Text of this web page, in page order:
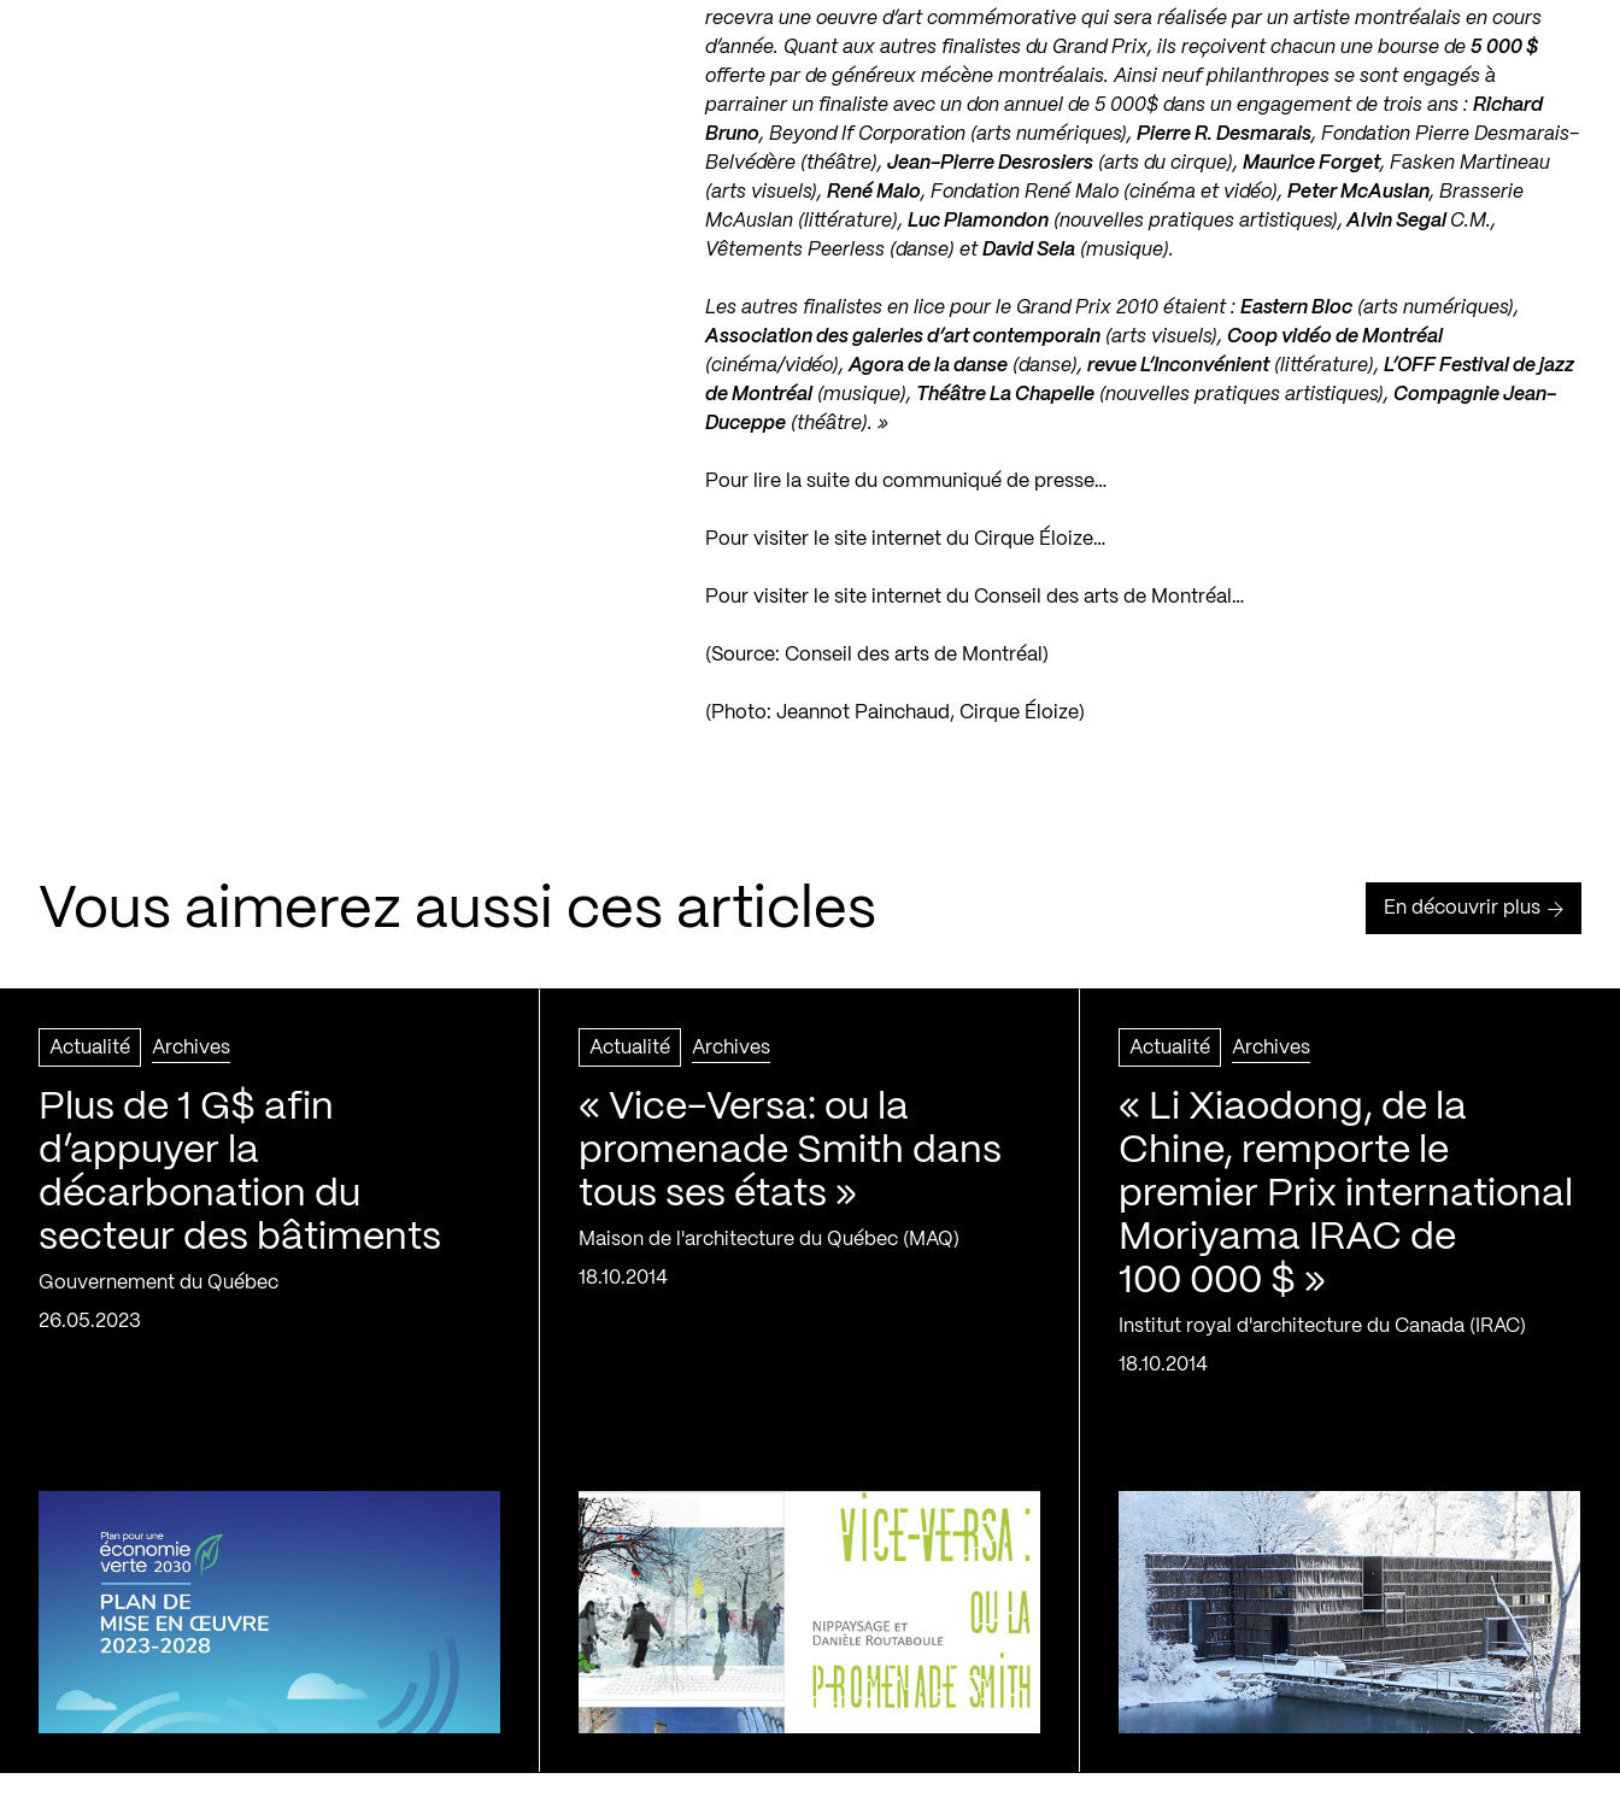
recevra une oeuvre d’art commémorative qui sera réalisée par un artiste montréalais en cours
d’année. Quant aux autres finalistes du Grand Prix, ils reçoivent chacun une bourse de5 000 $
offerte par de généreux mécène montréalais. Ainsi neuf philanthropes se sont engagés à
parrainer un finaliste avec un don annuel de 5 000$ dans un engagement de trois ans :Richard
Bruno, Beyond If Corporation (arts numériques),Pierre R. Desmarais, Fondation Pierre Desmarais-
Belvédère (théâtre),Jean-Pierre Desrosiers (arts du cirque),Maurice Forget, Fasken Martineau
(arts visuels),René Malo, Fondation René Malo (cinéma et vidéo),Peter McAuslan, Brasserie
McAuslan (littérature),Luc Plamondon (nouvelles pratiques artistiques), Alvin Segal C.M.,
Vêtements Peerless (danse) etDavid Sela (musique).
Les autres finalistes en lice pour le Grand Prix 2010 étaient :Eastern Bloc (arts numériques),
Association des galeries d’art contemporain (arts visuels),Coop vidéo de Montréal
(cinéma/vidéo),Agora de la danse (danse),revue L’Inconvénient(littérature),L’OFF Festival de jazz
de Montréal (musique), Théâtre La Chapelle (nouvelles pratiques artistiques),Compagnie Jean-
Duceppe (théâtre). »
Pour lire la suite du communiqué de presse…
Pour visiter le site internet du Cirque Éloize…
Pour visiter le site internet du Conseil des arts de Montréal…
(Source: Conseil des arts de Montréal)
(Photo: Jeannot Painchaud, Cirque Éloize)
Vous aimerez aussi ces articles En découvrir plus
Actualité Archives
Plus de 1 G$ afin
d’appuyer la
décarbonation du
secteur des bâtiments
Gouvernement du Québec
26.05.2023
Actualité Archives
« Vice-Versa: ou la
promenade Smith dans
tous ses états »
Maison de l'architecture du Québec (MAQ)
18.10.2014
Actualité Archives
« Li Xiaodong, de la
Chine, remporte le
premier Prix international
Moriyama IRAC de
100 000 $ »
Institut royal d'architecture du Canada (IRAC)
18.10.2014